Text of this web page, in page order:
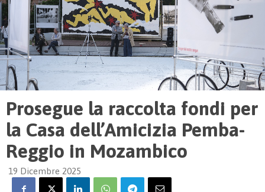
Prosegue la raccolta fondi per
la Casa dell’Amicizia Pemba-
Reggio in Mozambico
19 Dicembre 2025